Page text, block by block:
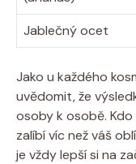
Jablečný ocet
Jako u každého
uvědomit, že
osoby k osobě.
zalíbí víc než váš
je vždy lepší si na